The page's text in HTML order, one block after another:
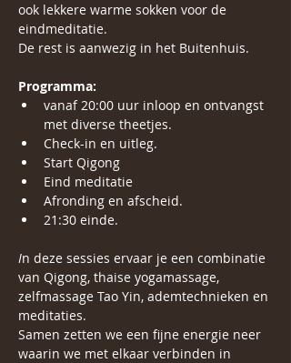
ook lekkere warme sokken voor de
eindmeditatie.
De rest is aanwezig in het Buitenhuis.
Programma:
vanaf 20:00 uur inloop en ontvangst
met diverse theetjes.
Check-in en uitleg.
Start Qigong
Eind meditatie
Afronding en afscheid.
21:30 einde.
In deze sessies ervaar je een combinatie
van Qigong, thaise yogamassage,
zelfmassage Tao Yin, ademtechnieken en
meditaties.
Samen zetten we een fijne energie neer
waarin we met elkaar verbinden in